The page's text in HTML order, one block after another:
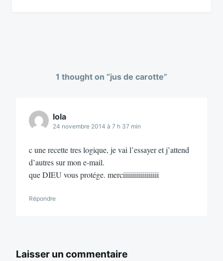
1 thought on “jus de carotte”
lola
24 novembre 2014 à 7 h 37 min
c une recette tres logique, je vai l’essayer et j’attend
d’autres sur mon e-mail.
que DIEU vous protége. merciiiiiiiiiiiiiiiiii
Répondre
Laisser un commentaire